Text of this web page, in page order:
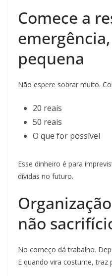
Comece a
pequena
Não espere sobrar muito.
20 reais
50 reais
O que for possível
Esse dinheiro é para
dívidas no futuro.
não
No começo dá trabalho.
E quando vira costume, traz